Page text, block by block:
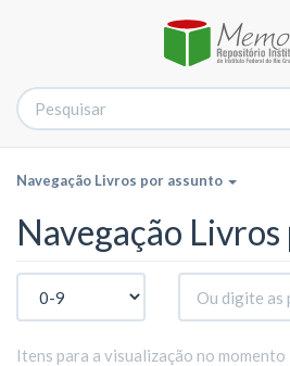
Navegação Livros por assunto
Navegação
Itens para a visualização no